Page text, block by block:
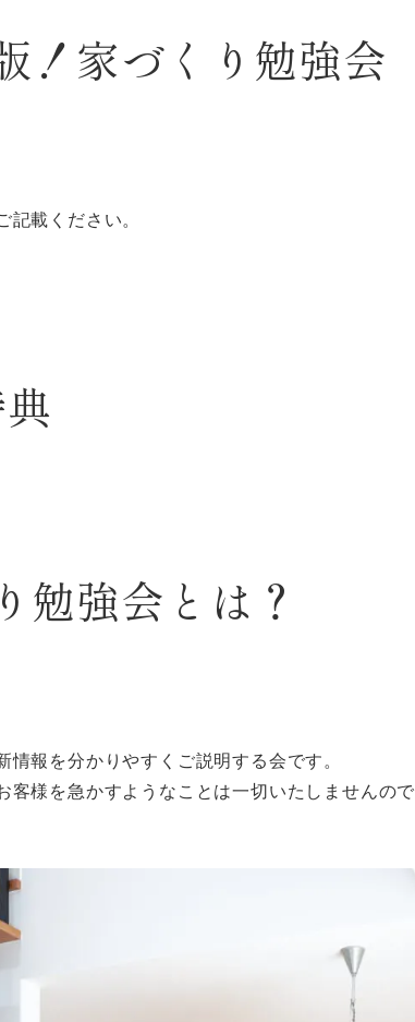
！家づくり勉強会
載ください。
勉強会とは？
報を分かりやすくご説明する会です。
様を急かすようなことは一切いたしませんので